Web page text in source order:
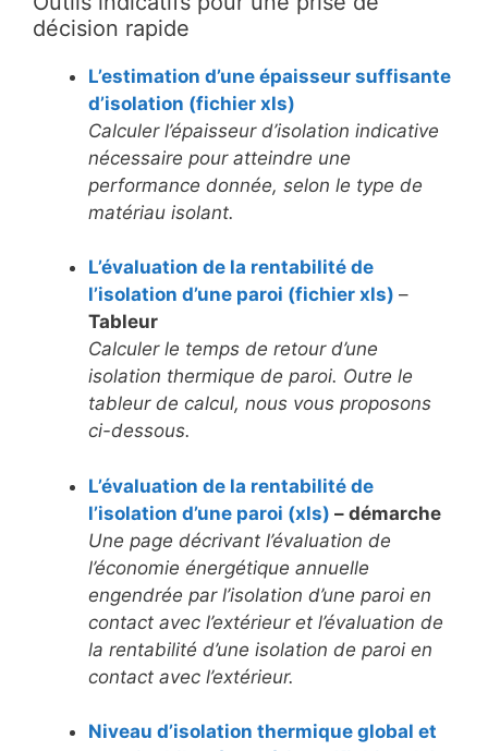
décision rapide
L’estimation d’une épaisseur suffisante
d’isolation (fichier xls)
Calculer l’épaisseur d’isolation indicative
nécessaire pour atteindre une
performance donnée, selon le type de
matériau isolant.
L’évaluation de la rentabilité de
l’isolation d’une paroi (fichier xls) –
Tableur
Calculer le temps de retour d’une
isolation thermique de paroi. Outre le
tableur de calcul, nous vous proposons
ci-dessous.
L’évaluation de la rentabilité de
l’isolation d’une paroi (xls) – démarche
Une page décrivant l’évaluation de
l’économie énergétique annuelle
engendrée par l’isolation d’une paroi en
contact avec l’extérieur et l’évaluation de
la rentabilité d’une isolation de paroi en
contact avec l’extérieur.
Niveau d’isolation thermique global et